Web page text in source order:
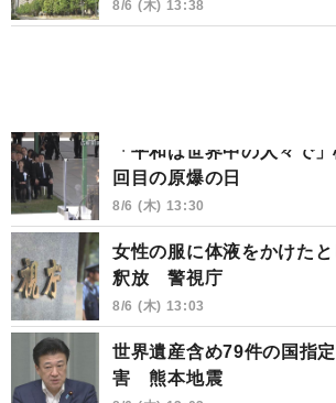
8/6 (木) 13:38
「平和は世界中の人々で
回目の原爆の日
8/6 (木) 13:30
女性の服に体液をかけた
釈放 警視庁
8/6 (木) 13:03
世界遺産含め79件の国指
害 熊本地震